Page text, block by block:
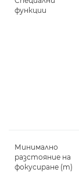
функции
Минимално
разстояние на
фокусиране (m)